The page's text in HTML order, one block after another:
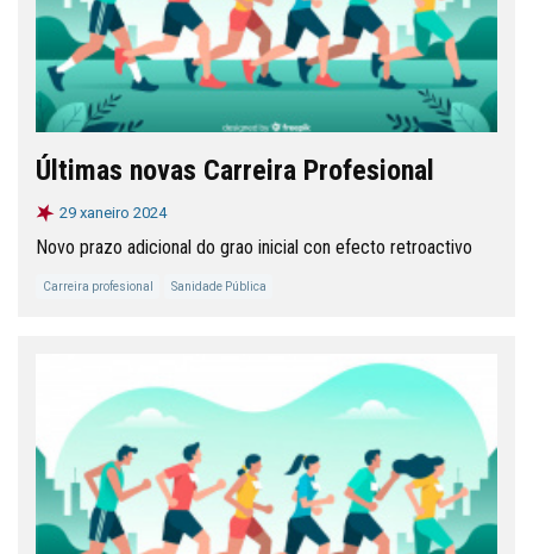
Últimas novas Carreira Profesional
29 xaneiro 2024
Novo prazo adicional do grao inicial con efecto retroactivo
Carreira profesional Sanidade Pública